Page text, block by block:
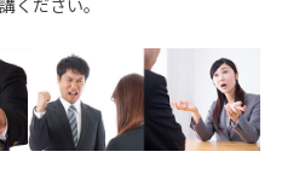
ください。